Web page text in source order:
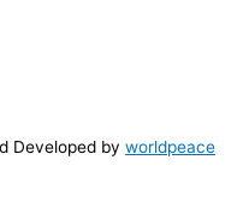
Developed by worldpeace